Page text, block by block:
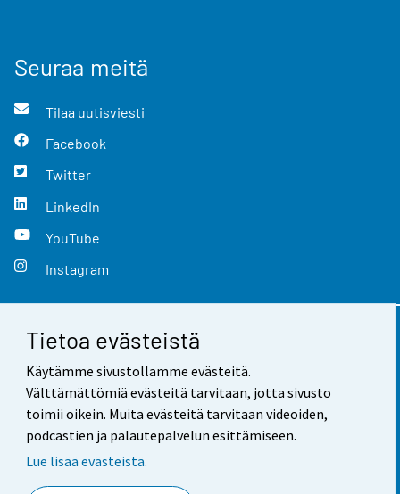
Tietoa evästeistä
Käytämme sivustollamme evästeitä.
Välttämättömiä evästeitä tarvitaan, jotta sivusto
toimii oikein. Muita evästeitä tarvitaan videoiden,
podcastien ja palautepalvelun esittämiseen.
Lue lisää evästeistä.
Seuraa meitä
Tilaa uutisviesti
Facebook
Twitter
LinkedIn
YouTube
Instagram
Yhteystiedot
Palaute
Käyttöehdot
Saavutettavuus